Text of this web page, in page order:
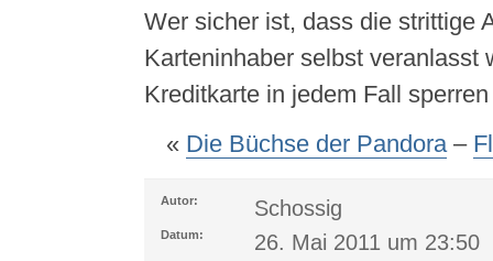
Wer sicher ist, dass die strittige
Karteninhaber selbst veranlasst
Kreditkarte in jedem Fall
« Die Büchse der Pandora–
Autor: Schossig
Datum: 26. Mai 2011 um 23:50